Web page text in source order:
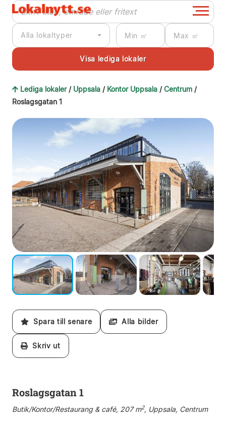
Alla lokaltyper
Lediga lokaler / Uppsala / Kontor Uppsala /Centrum /
Roslagsgatan 1
Spara till senare Alla bilder
Skriv ut
Roslagsgatan 1
Butik/Kontor/Restaurang & café, 207 m2, Uppsala, Centrum